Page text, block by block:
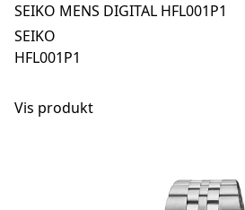
SEIKO MENS DIGITAL HFL001P1
SEIKO
HFL001P1
Vis produkt